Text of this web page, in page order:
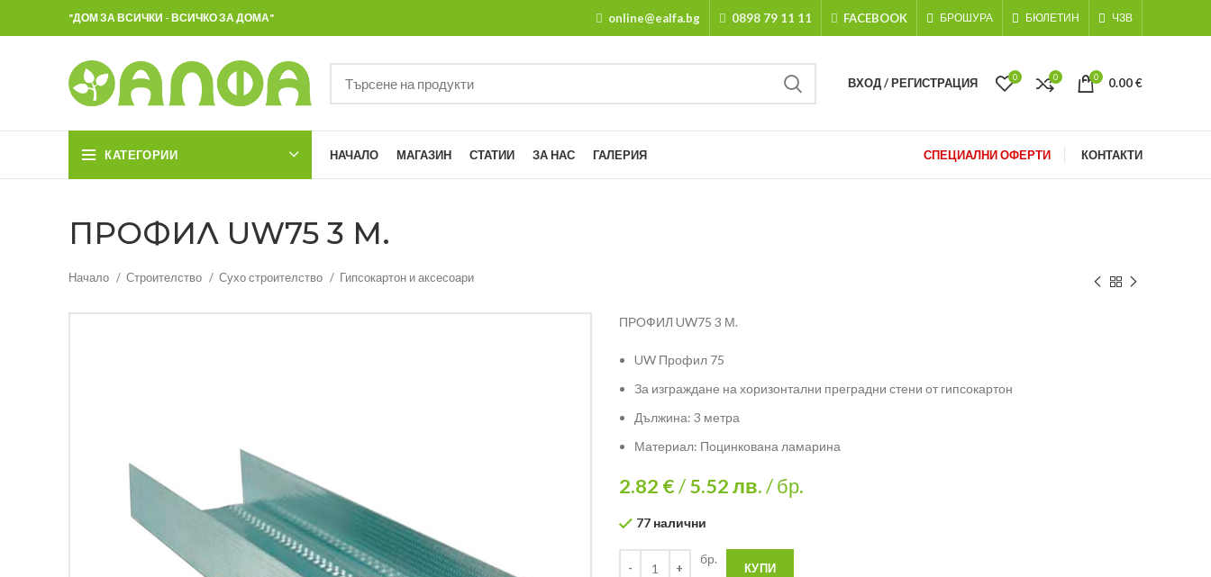
"ДОМ ЗА ВСИЧКИ - ВСИЧКО ЗА ДОМА" online@ealfa.bg 0898 79 11 11 FACEBOOK БРОШУРА БЮЛЕТИН ЧЗВ
ВХОД / РЕГИСТРАЦИЯ 0 0 0 0.00€
КАТЕГОРИИ НАЧАЛО МАГАЗИН СТАТИИ ЗА НАС ГАЛЕРИЯ СПЕЦИАЛНИ ОФЕРТИ КОНТАКТИ
ПРОФИЛ UW75 3 М.
Начало Строителство Сухо строителство Гипсокартон и аксесоари
ПРОФИЛ UW75 3 М.
UW Профил 75
За изграждане на хоризонтални преградни стени от гипсокартон
Дължина: 3 метра
Материал: Поцинкована ламарина
2.82 €/5.52лв./ бр.
77 налични
бр.
КУПИ